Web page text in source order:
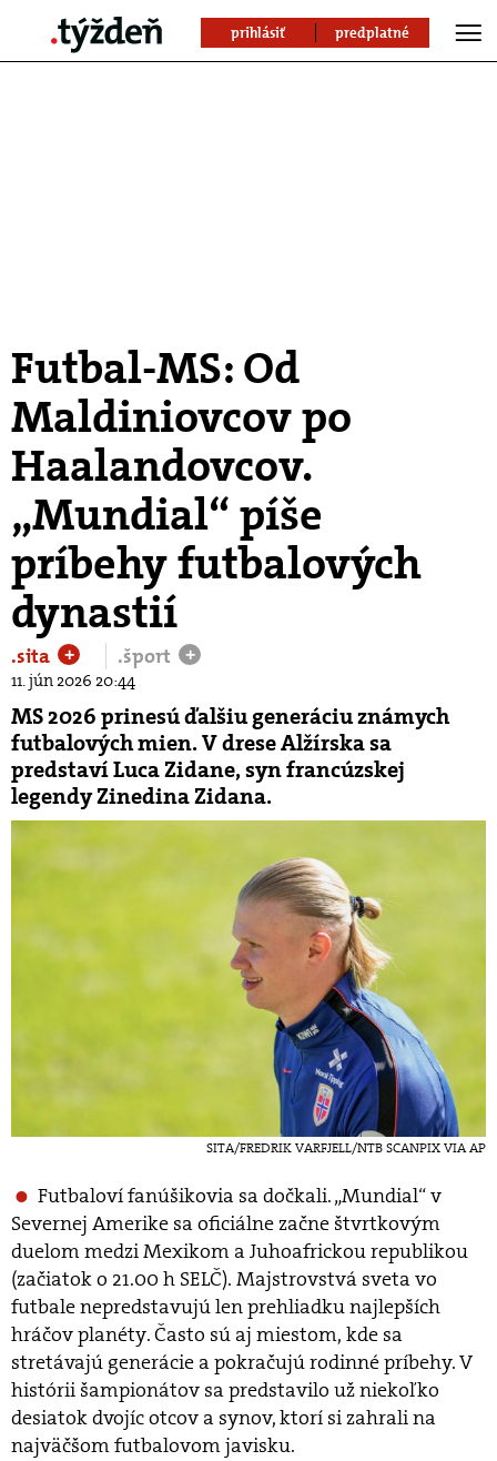
prihlásiť predplatné
Futbal-MS: Od
Maldiniovcov po
Haalandovcov.
„Mundial“ píše
príbehy futbalových
dynastií
.sita + .šport +
11. jún 2026 20:44
MS 2026 prinesú ďalšiu generáciu známych
futbalových mien. V drese Alžírska sa
predstaví Luca Zidane, syn francúzskej
legendy Zinedina Zidana.
SITA/FREDRIK VARFJELL/NTB SCANPIX VIA AP
Futbaloví fanúšikovia sa dočkali. „Mundial“ v
Severnej Amerike sa oficiálne začne štvrtkovým
duelom medzi Mexikom a Juhoafrickou republikou
(začiatok o 21.00 h SELČ). Majstrovstvá sveta vo
futbale nepredstavujú len prehliadku najlepších
hráčov planéty. Často sú aj miestom, kde sa
stretávajú generácie a pokračujú rodinné príbehy. V
histórii šampionátov sa predstavilo už niekoľko
desiatok dvojíc otcov a synov, ktorí si zahrali na
najväčšom futbalovom javisku.